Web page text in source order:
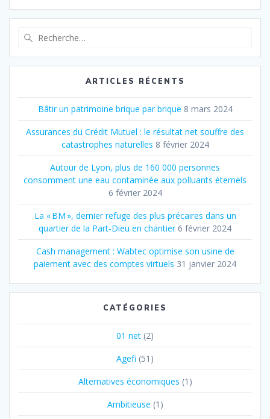
:
ARTICLES RÉCENTS
Bâtir un patrimoine brique par brique 8 mars 2024
Assurances du Crédit Mutuel : le résultat net souffre des
catastrophes naturelles 8 février 2024
Autour de Lyon, plus de 160 000 personnes
consomment une eau contaminée aux polluants éternels
6 février 2024
La « BM », dernier refuge des plus précaires dans un
quartier de la Part‐Dieu en chantier 6 février 2024
Cash management : Wabtec optimise son usine de
paiement avec des comptes virtuels 31 janvier 2024
CATÉGORIES
01 net (2)
Agefi (51)
Alternatives économiques (1)
Ambitieuse (1)